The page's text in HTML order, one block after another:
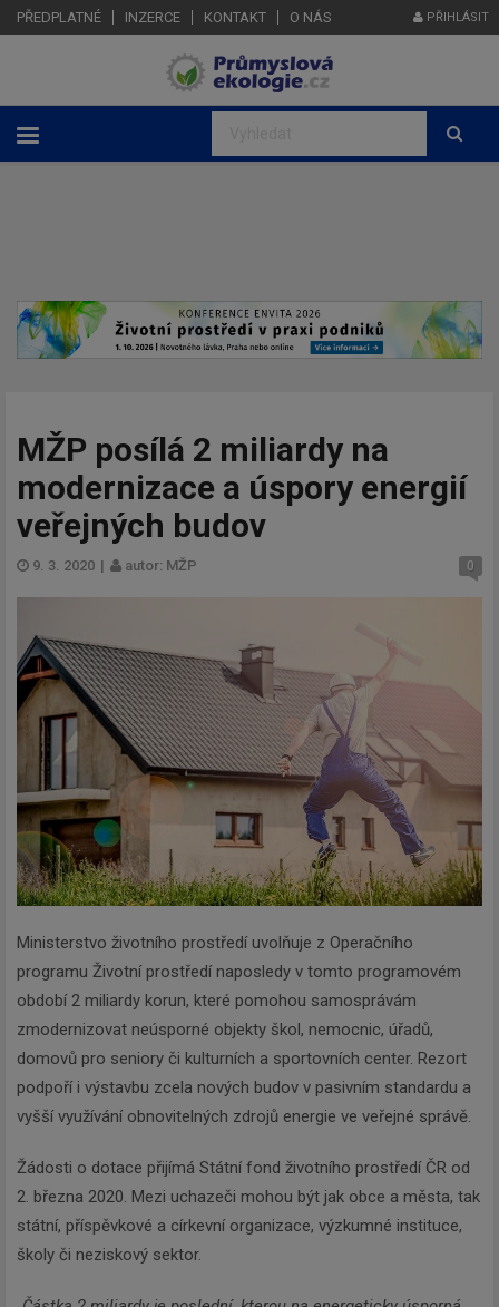
PŘEDPLATNÉ INZERCE KONTAKT O NÁS PŘIHLÁSIT
MŽP posílá 2 miliardy na
modernizace a úspory energií
veřejných budov
9. 3. 2020 | autor: MŽP 0
Ministerstvo životního prostředí uvolňuje z Operačního
programu Životní prostředí naposledy v tomto programovém
období 2 miliardy korun, které pomohou samosprávám
zmodernizovat neúsporné objekty škol, nemocnic, úřadů,
domovů pro seniory či kulturních a sportovních center. Rezort
podpoří i výstavbu zcela nových budov v pasivním standardu a
vyšší využívání obnovitelných zdrojů energie ve veřejné správě.
Žádosti o dotace přijímá Státní fond životního prostředí ČR od
2. března 2020. Mezi uchazeči mohou být jak obce a města, tak
státní, příspěvkové a církevní organizace, výzkumné instituce,
školy či neziskový sektor.